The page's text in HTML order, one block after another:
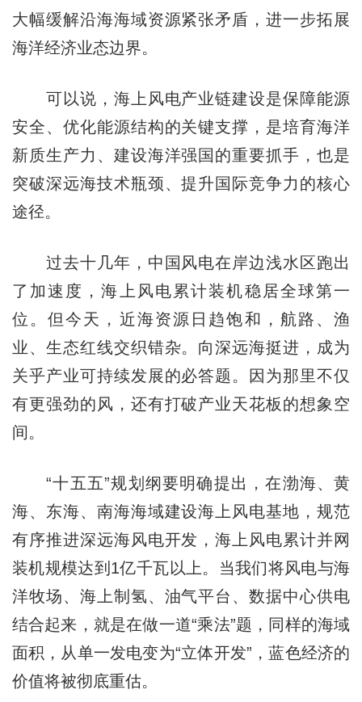
大幅缓解沿海海域资源紧张矛盾，进一步拓展
海洋经济业态边界。
可以说，海上风电产业链建设是保障能源
安全、优化能源结构的关键支撑，是培育海洋
新质生产力、建设海洋强国的重要抓手，也是
突破深远海技术瓶颈、提升国际竞争力的核心
途径。
过去十几年，中国风电在岸边浅水区跑出
了加速度，海上风电累计装机稳居全球第一
位。但今天，近海资源日趋饱和，航路、渔
业、生态红线交织错杂。向深远海挺进，成为
关乎产业可持续发展的必答题。因为那里不仅
有更强劲的风，还有打破产业天花板的想象空
间。
“十五五”规划纲要明确提出，在渤海、黄
海、东海、南海海域建设海上风电基地，规范
有序推进深远海风电开发，海上风电累计并网
装机规模达到1亿千瓦以上。当我们将风电与海
洋牧场、海上制氢、油气平台、数据中心供电
结合起来，就是在做一道“乘法”题，同样的海域
面积，从单一发电变为“立体开发”，蓝色经济的
价值将被彻底重估。